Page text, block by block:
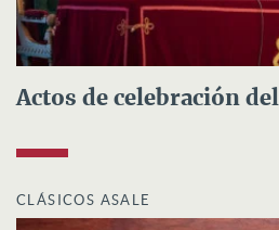
Actos de celebración
CLÁSICOS ASALE